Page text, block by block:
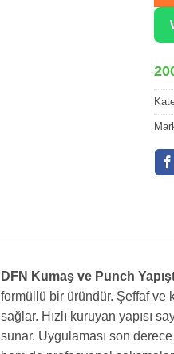
DFN Kumaş ve Punch
formüllü bir üründür. Şeffaf ve
sağlar. Hızlı kuruyan yapısı
sunar. Uygulaması son